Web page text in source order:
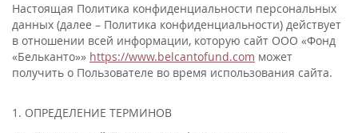
Настоящая Политика конфиденциальности персональных
данных (далее – Политика конфиденциальности) действует
в отношении всей информации, которую сайт ООО «Фонд
«Бельканто»» https://www.belcantofund.com может
получить о Пользователе во время использования сайта.
1. ОПРЕДЕЛЕНИЕ ТЕРМИНОВ